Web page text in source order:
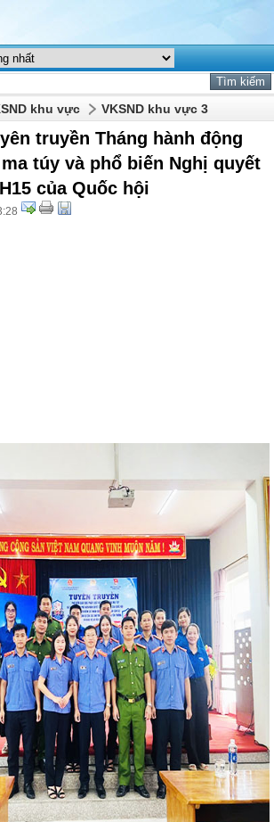
khu vực VKSND khu vực 3
truyền Tháng hành động
túy và phổ biến Nghị quyết
của Quốc hội